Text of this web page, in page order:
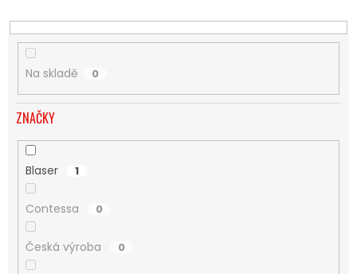
T
Ů
Na skladě 0
ZNAČKY
Blaser 1
Contessa 0
Česká výroba 0